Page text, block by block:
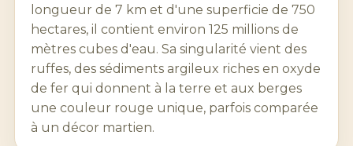
longueur de 7 km et d'une superficie de 750
hectares, il contient environ 125 millions de
mètres cubes d'eau. Sa singularité vient des
ruffes, des sédiments argileux riches en oxyde
de fer qui donnent à la terre et aux berges
une couleur rouge unique, parfois comparée
à un décor martien.